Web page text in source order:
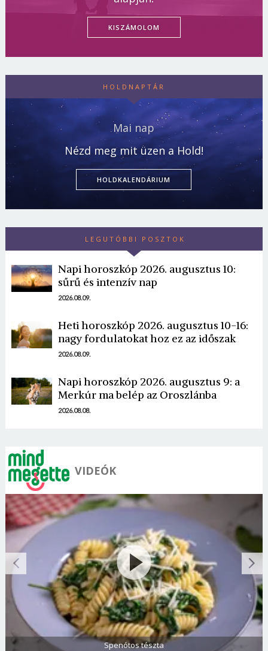
KISZÁMOLOM
HOLDNAPTÁR
Mai nap
Nézd meg mit üzen a Hold!
HOLDKALENDÁRIUM
LEGUTÓBBI POSZTOK
Napi horoszkóp 2026. augusztus 10:
sűrű és intenzív nap
2026.08.09.
Heti horoszkóp 2026. augusztus 10-16:
nagy fordulatokat hoz ez az időszak
2026.08.09.
Napi horoszkóp 2026. augusztus 9: a
Merkúr ma belép az Oroszlánba
2026.08.08.
VIDEÓK
Görögdinnye-limonádé